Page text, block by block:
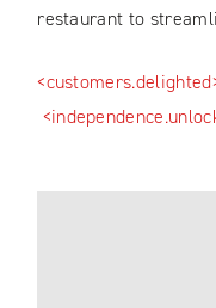
restaurant to